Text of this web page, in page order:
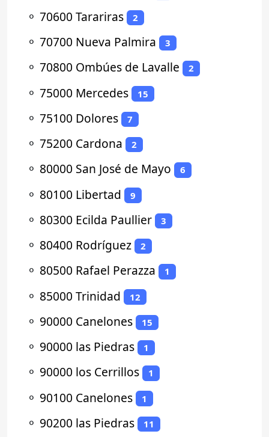
⚬ 70600 Tarariras 2
⚬ 70700 Nueva Palmira 3
⚬ 70800 Ombúes de Lavalle 2
⚬ 75000 Mercedes 15
⚬ 75100 Dolores 7
⚬ 75200 Cardona 2
⚬ 80000 San José de Mayo 6
⚬ 80100 Libertad 9
⚬ 80300 Ecilda Paullier 3
⚬ 80400 Rodríguez 2
⚬ 80500 Rafael Perazza 1
⚬ 85000 Trinidad 12
⚬ 90000 Canelones 15
⚬ 90000 las Piedras 1
⚬ 90000 los Cerrillos 1
⚬ 90100 Canelones 1
⚬ 90200 las Piedras 11